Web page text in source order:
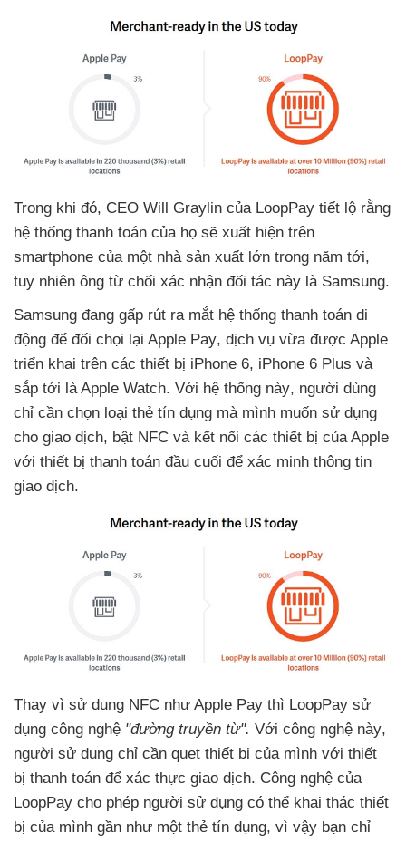
Trong khi đó, CEO Will Graylin của LoopPay tiết lộ rằng
hệ thống thanh toán của họ sẽ xuất hiện trên
smartphone của một nhà sản xuất lớn trong năm tới,
tuy nhiên ông từ chối xác nhận đối tác này là Samsung.
Samsung đang gấp rút ra mắt hệ thống thanh toán di
động để đối chọi lại Apple Pay, dịch vụ vừa được Apple
triển khai trên các thiết bị iPhone 6, iPhone 6 Plus và
sắp tới là Apple Watch. Với hệ thống này, người dùng
chỉ cần chọn loại thẻ tín dụng mà mình muốn sử dụng
cho giao dịch, bật NFC và kết nối các thiết bị của Apple
với thiết bị thanh toán đầu cuối để xác minh thông tin
giao dịch.
Thay vì sử dụng NFC như Apple Pay thì LoopPay sử
dụng công nghệ "đường truyền từ". Với công nghệ này,
người sử dụng chỉ cần quẹt thiết bị của mình với thiết
bị thanh toán để xác thực giao dịch. Công nghệ của
LoopPay cho phép người sử dụng có thể khai thác thiết
bị của mình gần như một thẻ tín dụng, vì vậy bạn chỉ